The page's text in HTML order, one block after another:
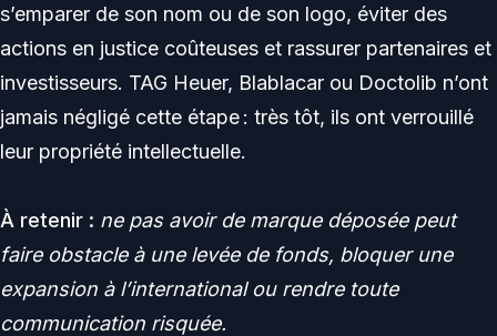
s’emparer de son nom ou de son logo, éviter des
actions en justice coûteuses et rassurer partenaires et
investisseurs. TAG Heuer, Blablacar ou Doctolib n’ont
jamais négligé cette étape : très tôt, ils ont verrouillé
leur propriété intellectuelle.
À retenir : ne pas avoir de marque déposée peut
faire obstacle à une levée de fonds, bloquer une
expansion à l’international ou rendre toute
communication risquée.